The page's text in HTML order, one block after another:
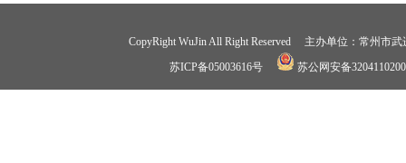
CopyRight WuJin All Right Reserved 主办单位：常州
苏ICP备05003616号
苏公网安备